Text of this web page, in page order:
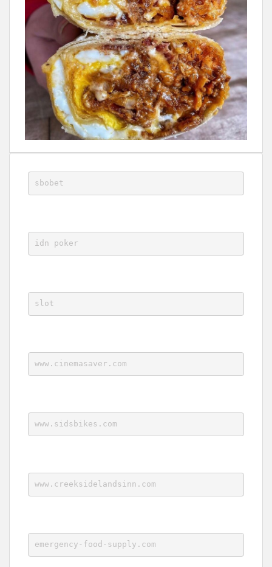
sbobet
idn poker
slot
www.cinemasaver.com
www.sidsbikes.com
www.creeksidelandsinn.com
emergency-food-supply.com